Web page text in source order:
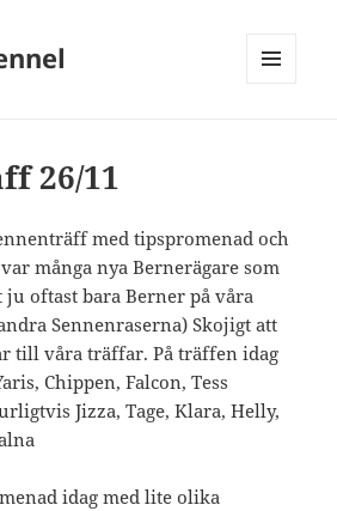
26/11
med tipspromenad och
många nya Bernerägare som
oftast bara Berner på våra
Sennenraserna) Skojigt att
till våra träffar. På träffen idag
Chippen, Falcon, Tess
Jizza, Tage, Klara, Helly,
idag med lite olika